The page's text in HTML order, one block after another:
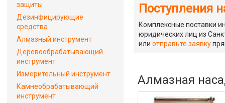
Поступления
Комплексные поставки
юридических лиц из
илиотправьте заявку
Алмазная
защиты
Дезинфицирующие
средства
Алмазный инструмент
Деревообрабатывающий
инструмент
Измерительный инструмент
Камнеобрабатывающий
инструмент